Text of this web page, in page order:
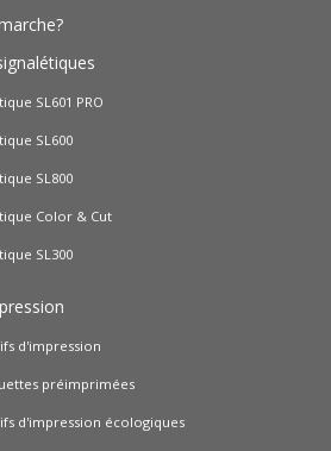
SL601 PRO
SL600
SL800
Color & Cut
SL300
d'impression
préimprimées
d'impression écologiques